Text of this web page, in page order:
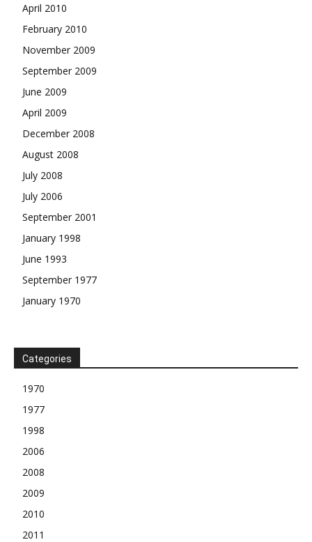
April 2010
February 2010
November 2009
September 2009
June 2009
April 2009
December 2008
August 2008
July 2008
July 2006
September 2001
January 1998
June 1993
September 1977
January 1970
Categories
1970
1977
1998
2006
2008
2009
2010
2011